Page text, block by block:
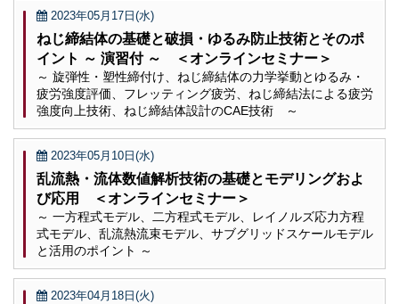
2023年05月17日(水)
ねじ締結体の基礎と破損・ゆるみ防止技術とそのポ
イント ～ 演習付 ～ ＜オンラインセミナー＞
～ 旋弾性・塑性締付け、ねじ締結体の力学挙動とゆるみ・
疲労強度評価、フレッティング疲労、ねじ締結法による疲労
強度向上技術、ねじ締結体設計のCAE技術 ～
2023年05月10日(水)
乱流熱・流体数値解析技術の基礎とモデリングおよ
び応用 ＜オンラインセミナー＞
～ 一方程式モデル、二方程式モデル、レイノルズ応力方程
式モデル、乱流熱流束モデル、サブグリッドスケールモデル
と活用のポイント ～
2023年04月18日(火)